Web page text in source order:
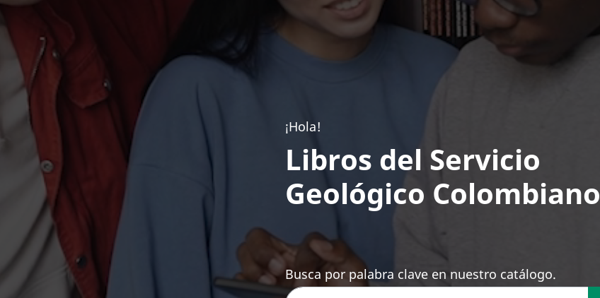
¡Hola!
Libros del Servicio
Geológico Colombiano
Busca por palabra clave en nuestro catálogo.